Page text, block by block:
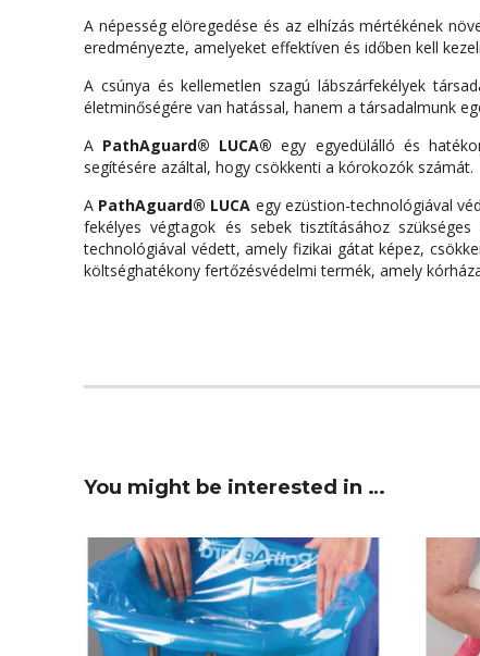
A népesség elöregedése és az elhízás mértékének
eredményezte, amelyeket effektíven és időben kell
A csúnya és kellemetlen szagú lábszárfekélyek
életminőségére van hatással, hanem a társadalmunk
A PathAguard® LUCA®egy egyedülálló és
segítésére azáltal, hogy csökkenti a kórokozók számát.
A PathAguard® LUCA egy ezüstion-technológiával
fekélyes végtagok és sebek tisztításához
technológiával védett, amely fizikai gátat képez,
költséghatékony fertőzésvédelmi termék, amely
You might be interested in …